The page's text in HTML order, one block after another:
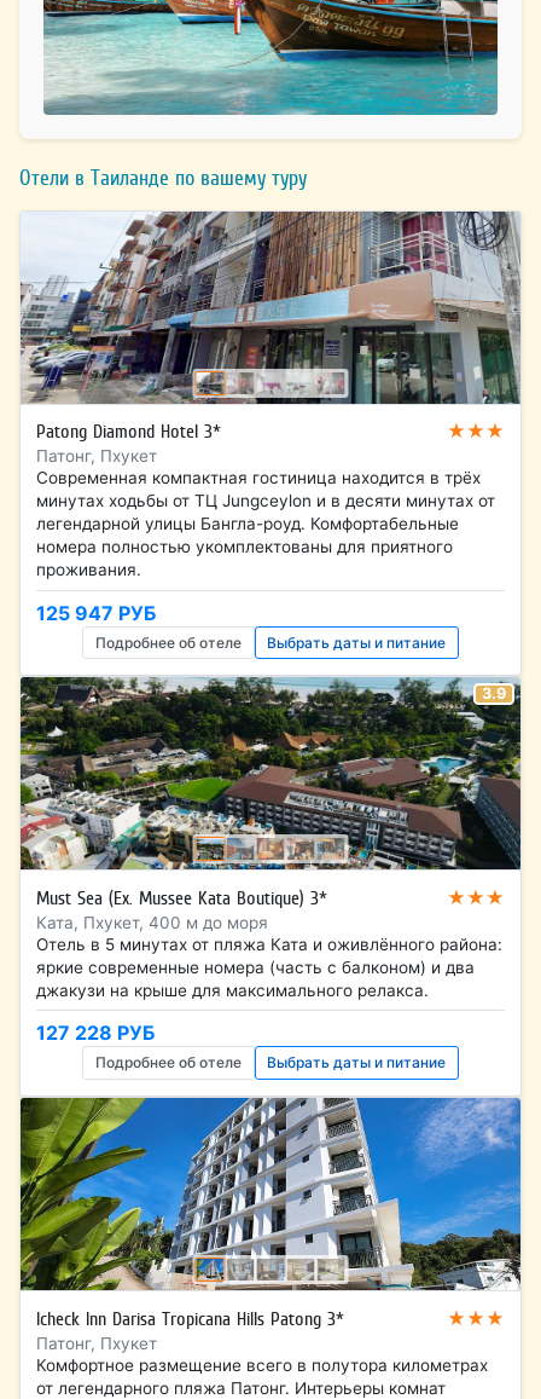
Отели в Таиланде по вашему туру
Patong Diamond Hotel 3* ★★★
Патонг, Пхукет
Современная компактная гостиница находится в трёх
минутах ходьбы от ТЦ Jungceylon и в десяти минутах от
легендарной улицы Бангла-роуд. Комфортабельные
номера полностью укомплектованы для приятного
проживания.
125 947 РУБ
Подробнее об отеле Выбрать даты и питание
3.9
Must Sea (Ex. Mussee Kata Boutique) 3* ★★★
Ката, Пхукет, 400 м до моря
Отель в 5 минутах от пляжа Ката и оживлённого района:
яркие современные номера (часть с балконом) и два
джакузи на крыше для максимального релакса.
127 228 РУБ
Подробнее об отеле Выбрать даты и питание
Icheck Inn Darisa Tropicana Hills Patong 3* ★★★
Патонг, Пхукет
Комфортное размещение всего в полутора километрах
от легендарного пляжа Патонг. Интерьеры комнат